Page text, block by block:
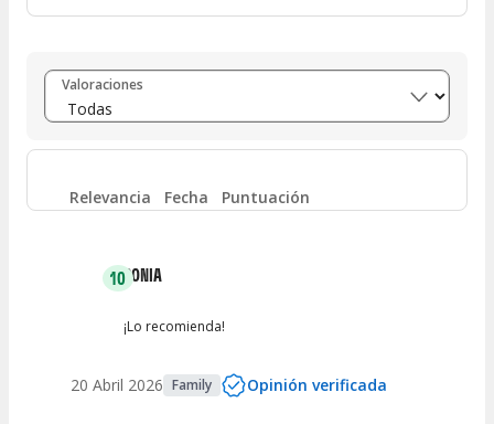
Entre 8 y 10 (35)
Entre 6 y 8 (5)
Entre 4 y 6 1
Valoraciones
Relevancia Fecha Puntuación
10SONIA
¡Lo recomienda!
20 Abril 2026 Family Opinión verificada